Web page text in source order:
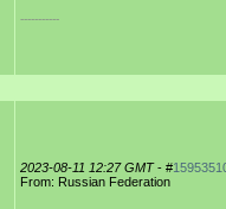
-----------
2023-08-11 12:27 GMT- #
From: Russian Federation